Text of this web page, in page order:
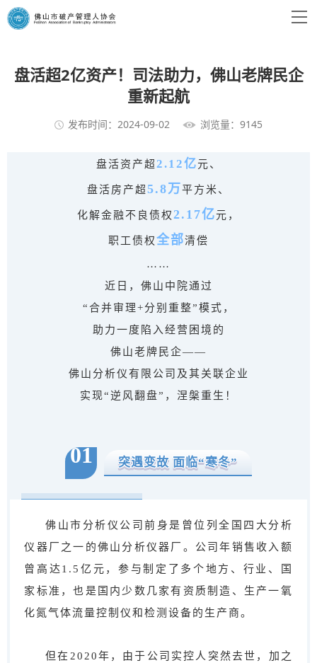
盘活超2亿资产！司法助力，佛山老牌民企
重新起航
发布时间：2024-09-02 浏览量：9145
盘活资产超2.12亿元、
盘活房产超5.8万 平方米、
化解金融不良债权2.17亿元，
职工债权全部清偿
……
近日，佛山中院通过
“合并审理+分别重整”模式，
助力一度陷入经营困境的
佛山老牌民企——
佛山分析仪有限公司及其关联企业
实现“逆风翻盘”，涅槃重生！
01 突遇变故 面临“寒冬”
佛山市分析仪公司前身是曾位列全国四大分析
仪器厂之一的佛山分析仪器厂。公司年销售收入额
曾高达1.5亿元，参与制定了多个地方、行业、国
家标准，也是国内少数几家有资质制造、生产一氧
化氮气体流量控制仪和检测设备的生产商。
但在2020年，由于公司实控人突然去世，加之